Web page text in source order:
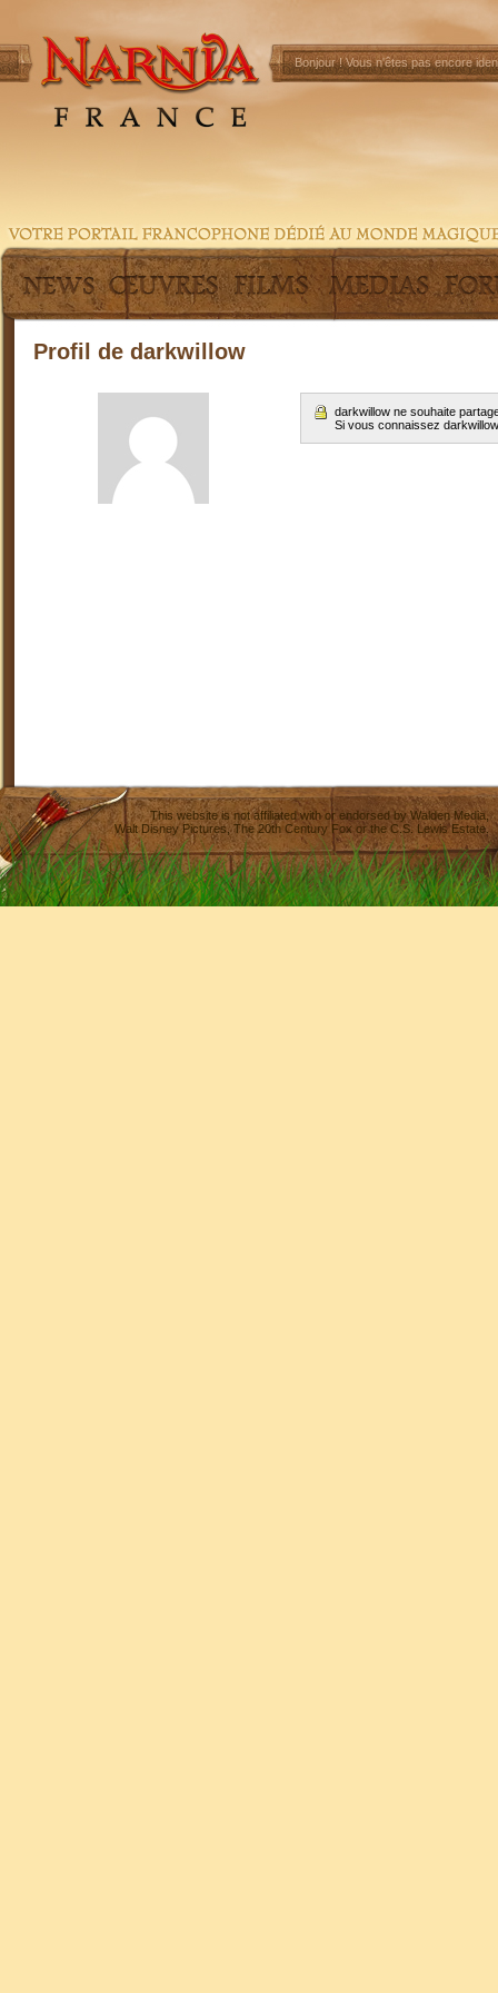
Bonjour !Vous n'êtes pas encore
Profil de darkwillow
darkwillow ne souhaite
Si vous connaissez
This website is not affiliated with or endorsed byWalden Media
Walt Disney Pictures,The 20th Century Fox or the C.S. Lewis Estate.